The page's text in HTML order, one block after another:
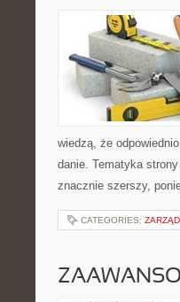
wiedzą, że
danie. Tematyka
znacznie szerszy,
CATEGORIES: